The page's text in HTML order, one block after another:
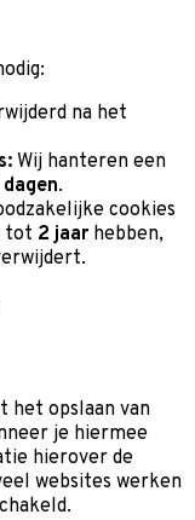
na het
Wij hanteren een
.
cookies
tot 2 jaar hebben,
het opslaan van
je hiermee
hierover de
websites werken